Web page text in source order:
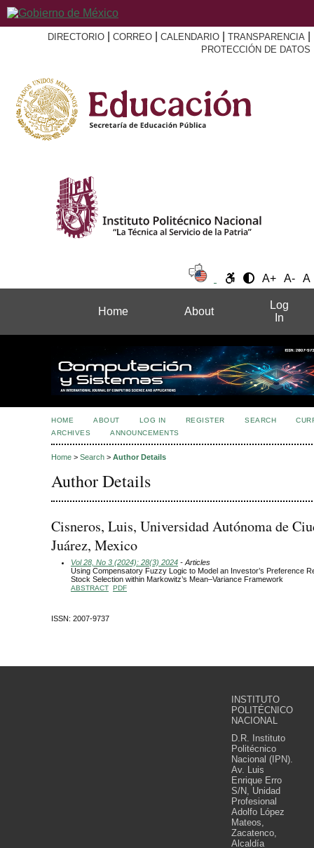
DIRECTORIO CORREO CALENDARIO TRANSPARENCIA
PROTECCIÓN DE DATOS
A+ A- A
Home About
Log
In
HOME ABOUT LOG IN REGISTER SEARCH
ARCHIVES
ANNOUNCEMENTS
Home > Search > Author Details
Author Details
Cisneros, Luis, Universidad Autónoma de
Juárez, Mexico
Vol 28, No 3 (2024): 28(3) 2024 - Articles
Using Compensatory Fuzzy Logic to Model an Investor’s Preference
Stock Selection within Markowitz’s Mean–Variance Framework
ABSTRACT PDF
ISSN: 2007-9737
INSTITUTO
POLITÉCNICO
NACIONAL
D.R. Instituto
Politécnico
Nacional (IPN).
Av. Luis
Enrique Erro
S/N, Unidad
Profesional
Adolfo López
Mateos,
Zacatenco,
Alcaldía